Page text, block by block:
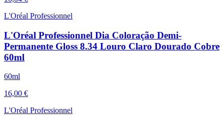
L'Oréal Professionnel
L'Oréal Professionnel Dia Coloração Demi-
Permanente Gloss 8.34 Louro Claro Dourado Cobre
60ml
60ml
16,00 €
L'Oréal Professionnel